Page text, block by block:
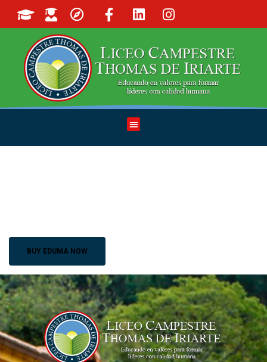
BUY EDUMA NOW